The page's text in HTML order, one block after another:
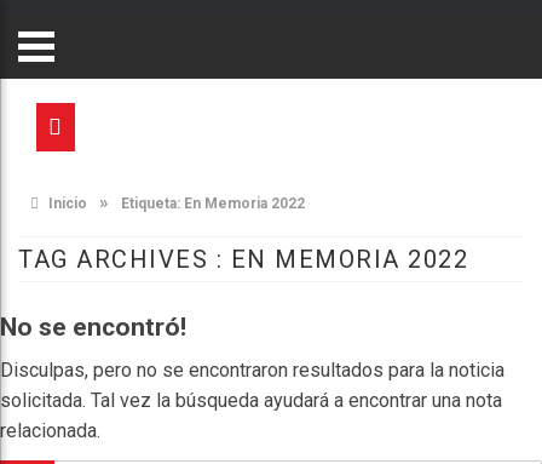
Inicio » Etiqueta: En Memoria 2022
TAG ARCHIVES : EN MEMORIA 2022
No se encontró!
Disculpas, pero no se encontraron resultados para la noticia
solicitada. Tal vez la búsqueda ayudará a encontrar una nota
relacionada.